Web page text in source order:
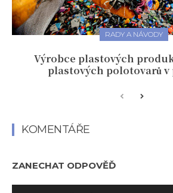
RADY A NÁVODY
Výrobce plastových
plastových polotovarů v
KOMENTÁŘE
ZANECHAT ODPOVĚĎ